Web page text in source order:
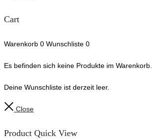
Cart
Warenkorb 0 Wunschliste 0
Es befinden sich keine Produkte im Warenkorb.
Deine Wunschliste ist derzeit leer.
Close
Product Quick View